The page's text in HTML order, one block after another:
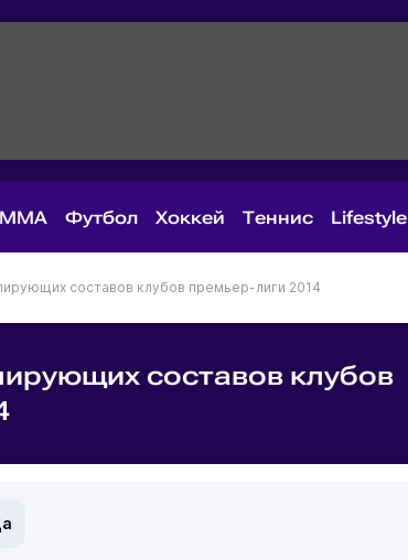
MMA Футбол Хоккей Теннис Lifestyle
составов клубов премьер-лиги 2014
составов клубов